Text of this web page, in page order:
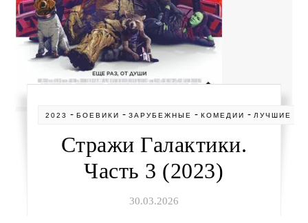
2023 -БОЕВИКИ -ЗАРУБЕЖНЫЕ -КОМЕДИИ - ЛУЧШИЕ
Стражи Галактики.
Часть 3 (2023)
30.03.2026